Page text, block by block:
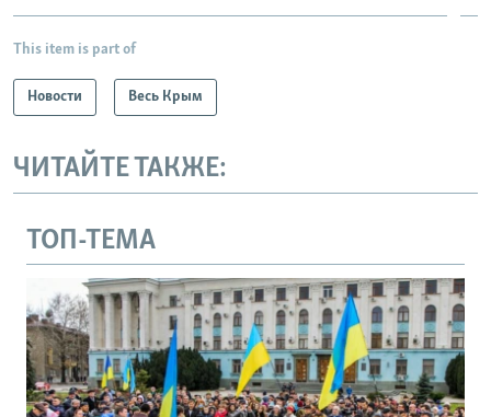
This item is part of
Новости Весь Крым
ЧИТАЙТЕ ТАКЖЕ:
ТОП-ТЕМА